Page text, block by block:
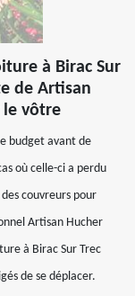
à Birac Sur
de Artisan
le vôtre
budget avant de
où celle-ci a perdu
couvreurs pour
Artisan Hucher
à Birac Sur Trec
de se déplacer.